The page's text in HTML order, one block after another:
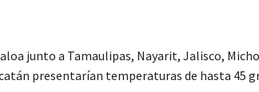
junto a Tamaulipas, Nayarit, Jalisco,
presentarían temperaturas de hasta 45